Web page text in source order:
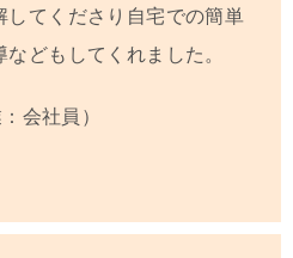
してくださり自宅での簡単
どもしてくれました。
会社員）